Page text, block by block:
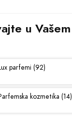
u Vašem
parfemi (92)
kozmetika (14)